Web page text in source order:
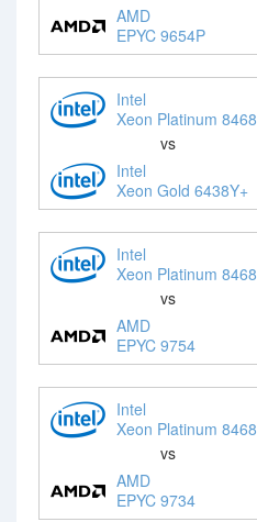
AMD
EPYC 9654P
Intel
Xeon Platinum 8468
vs
Intel
Xeon Gold 6438Y+
Intel
Xeon Platinum 8468
vs
AMD
EPYC 9754
Intel
Xeon Platinum 8468
vs
AMD
EPYC 9734